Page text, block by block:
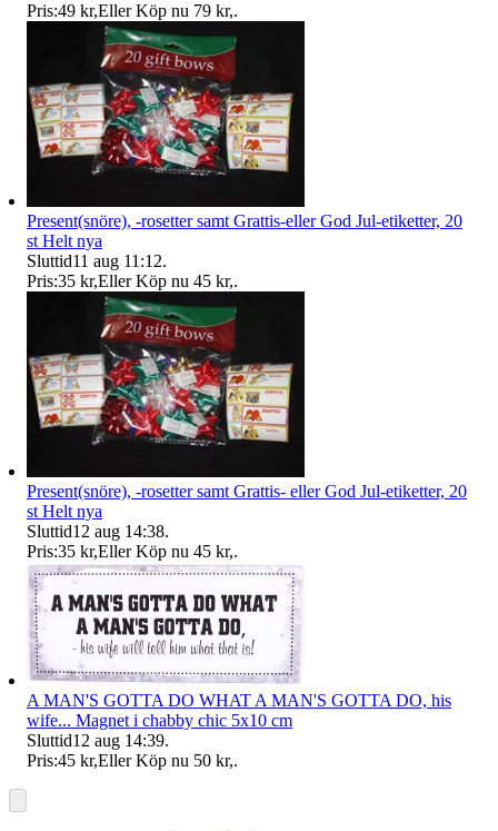
Pris:49 kr,Eller Köp nu 79 kr,.
Present(snöre), -rosetter samt Grattis-eller God Jul-etiketter, 20
st Helt nya
Sluttid11 aug 11:12.
Pris:35 kr,Eller Köp nu 45 kr,.
Present(snöre), -rosetter samt Grattis- eller God Jul-etiketter, 20
st Helt nya
Sluttid12 aug 14:38.
Pris:35 kr,Eller Köp nu 45 kr,.
A MAN'S GOTTA DO WHAT A MAN'S GOTTA DO, his
wife... Magnet i chabby chic 5x10 cm
Sluttid12 aug 14:39.
Pris:45 kr,Eller Köp nu 50 kr,.